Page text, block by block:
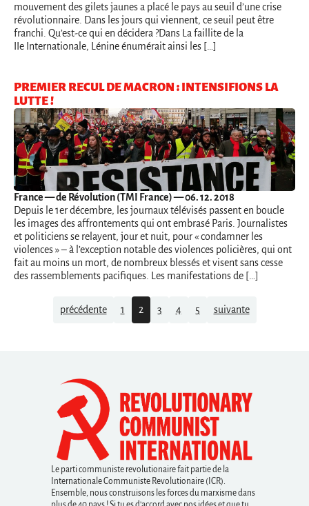
mouvement des gilets jaunes a placé le pays au seuil d’une crise
révolutionnaire. Dans les jours qui viennent, ce seuil peut être
franchi. Qu’est-ce qui en décidera ?Dans La faillite de la
IIe Internationale, Lénine énumérait ainsi les […]
PREMIER RECUL DE MACRON : INTENSIFIONS LA
LUTTE !
France— de Révolution (TMI France) — 06. 12. 2018
Depuis le 1er décembre, les journaux télévisés passent en boucle
les images des affrontements qui ont embrasé Paris. Journalistes
et politiciens se relayent, jour et nuit, pour « condamner les
violences » – à l’exception notable des violences policières, qui ont
fait au moins un mort, de nombreux blessés et visent sans cesse
des rassemblements pacifiques. Les manifestations de […]
Navigationprécédente 1 2 3 4 5 suivante
Le parti communiste revolutionaire fait partie de la
Internationale Communiste Revolutionaire (ICR).
Ensemble, nous construisons les forces du marxisme dans